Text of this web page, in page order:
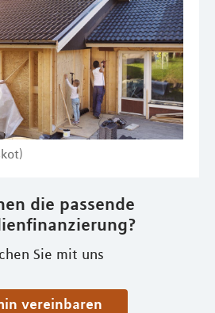
die passende
Sie mit uns
vereinbaren